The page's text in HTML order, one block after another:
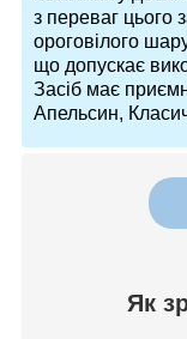
з переваг цього
ороговілого
що допускає
Засіб має
Апельсин,
Як